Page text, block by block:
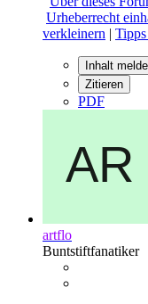
Urheberrecht
verkleinern |
Inhalt
Zitieren
PDF
artflo
Buntstiftfanatiker